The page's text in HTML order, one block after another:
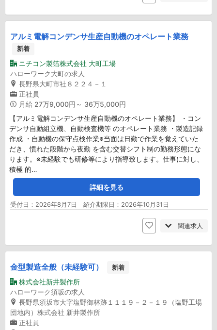
アルミ電解コンデンサ生産自動機のオペレート業務
新着
ニチコン製箔株式会社 大町工場
ハローワーク大町の求人
長野県大町市社８２２４－１
正社員
月給 27万9,000円～ 36万5,000円
【アルミ電解コンデンサ生産自動機のオペレート業務】 ・コン
デンサ自動組立機、自動検査機等 のオペレート業務 ・製造記録
作成 ・自動機の保守点検作業※当面は日勤で作業を覚えていた
だき、慣れた段階から夜勤 を含む交替シフト制の勤務形態にな
ります。※未経験でも研修等により指導致します。仕事に対し、
積極 的…
詳細を見る
受付日：2026年8月7日 紹介期限日：2026年10月31日
関連求人
金型製造全般（未経験可） 新着
株式会社新井製作所
ハローワーク須坂の求人
長野県須坂市大字塩野御林跡１１１９－２－１９（塩野工場
団地内）株式会社 新井製作所
正社員